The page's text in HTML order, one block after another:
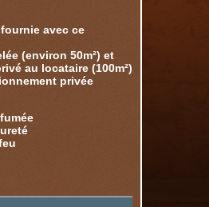
avec ce
(environ 50m²) et
au locataire (100m²)
privée